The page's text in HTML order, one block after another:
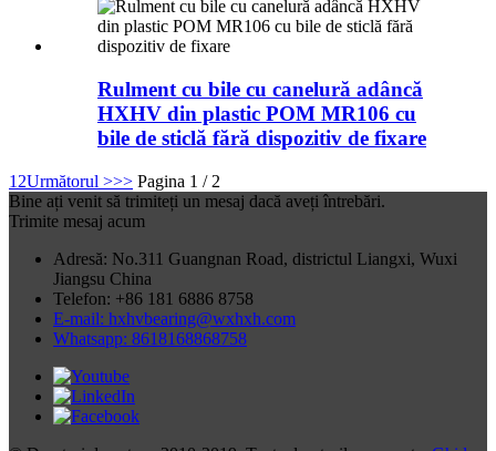
Rulment cu bile cu canelură adâncă
HXHV din plastic POM MR106 cu
bile de sticlă fără dispozitiv de fixare
1 2Următorul >>> Pagina 1 / 2
Bine ați venit să trimiteți un mesaj dacă aveți întrebări.
Trimite mesaj acum
Adresă: No.311 Guangnan Road, districtul Liangxi, Wuxi
Jiangsu China
Telefon: +86 181 6886 8758
E-mail: hxhvbearing@wxhxh.com
Whatsapp: 8618168868758